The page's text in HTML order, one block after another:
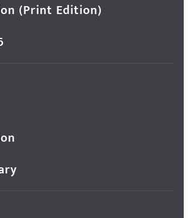
(Print Edition)